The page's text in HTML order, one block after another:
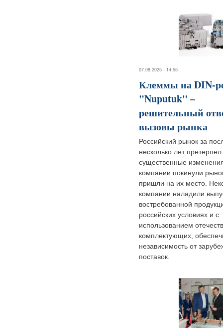
07.08.2025 - 14:55
Клеммы на DIN-
"Nuputuk" –
решительный
вызовы рынка
Российский рынок за
несколько лет претерпел
существенные
компании покинули
пришли на их место.
компании наладили
востребованной
российских условиях и с
использованием
комплектующих,
независимость от
поставок.